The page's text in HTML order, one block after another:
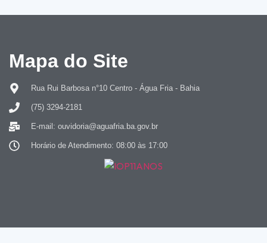
Mapa do Site
Rua Rui Barbosa n°10 Centro - Água Fria - Bahia
(75) 3294-2181
E-mail: ouvidoria@aguafria.ba.gov.br
Horário de Atendimento: 08:00 às 17:00